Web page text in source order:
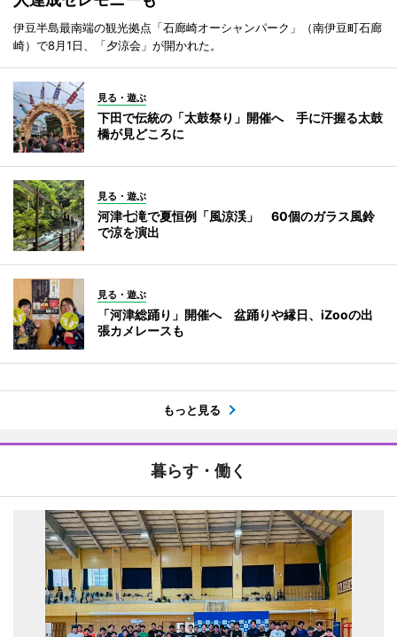
伊豆半島最南端の観光拠点「石廊崎オーシャンパーク」（南伊豆町石廊
崎）で8月1日、「夕涼会」が開かれた。
見る・遊ぶ
下田で伝統の「太鼓祭り」開催へ 手に汗握る太鼓
橋が見どころに
見る・遊ぶ
河津七滝で夏恒例「風涼渓」 60個のガラス風鈴
で涼を演出
見る・遊ぶ
「河津総踊り」開催へ 盆踊りや縁日、iZooの出
張カメレースも
もっと見る
暮らす・働く